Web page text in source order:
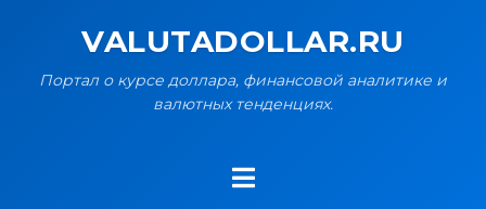
VALUTADOLLAR.RU
Портал о курсе доллара, финансовой аналитике и
валютных тенденциях.